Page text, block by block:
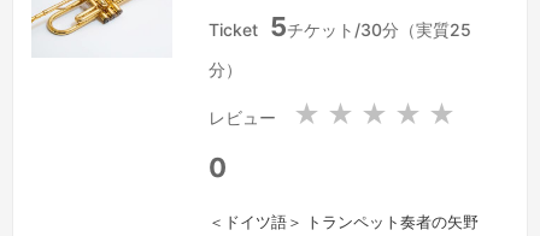
本
イ
邦
Ticket 5チケット/30分（実質25
分）
レビュー ★ ★ ★ ★ ★
0
＜ドイツ語＞ トランペット奏者の矢野